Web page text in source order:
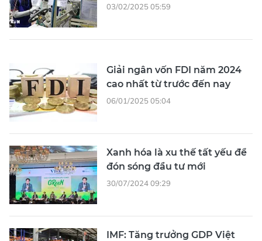
03/02/2025 05:59
Giải ngân vốn FDI năm 2024
cao nhất từ trước đến nay
06/01/2025 05:04
Xanh hóa là xu thế tất yếu để
đón sóng đầu tư mới
30/07/2024 09:29
IMF: Tăng trưởng GDP Việt